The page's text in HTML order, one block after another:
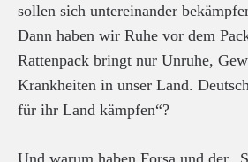
sollen sich untereinander
Dann haben wir Ruhe vor dem
Rattenpack bringt nur Unruhe,
Krankheiten in unser Land.
für ihr Land kämpfen“?
Und warum haben Forsa und der